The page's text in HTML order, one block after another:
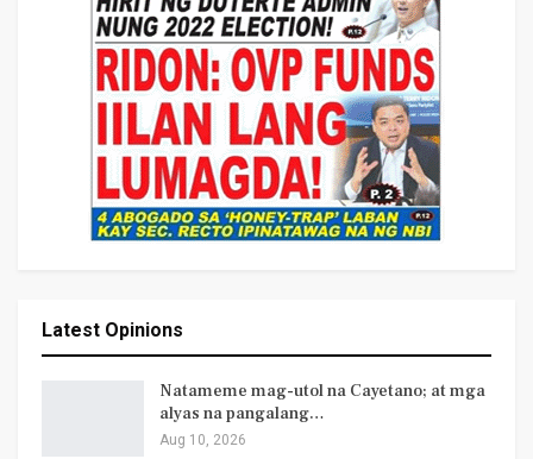
Latest Opinions
Natameme mag-utol na Cayetano; at mga
alyas na pangalang…
Aug 10, 2026